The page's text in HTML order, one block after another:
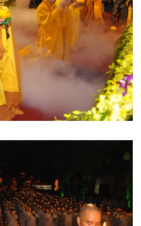
giữa ta với tất cả
như là tất cả các Đức
Độ”.Đồng thời, Hòa
của Đức Phật “Tự
tính phiền não thệ
thệ nguyện học – Tự
”. Đầu tiên là đoạn tính của
khi tự tính chúng sinh
ta thấy sẽ không còn
não, đó là pháp kì
chúng ta. Lúc bấy giờ
tâm lắng yên sẽ sinh ra